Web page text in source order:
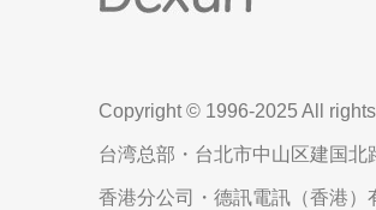
Copyright © 1996-2025 All
台湾总部・台北市中山区建国北
香港分公司・德訊電訊（香港